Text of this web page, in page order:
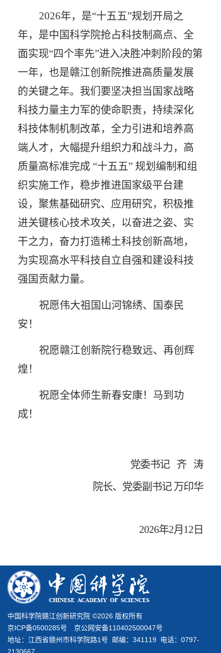
2026年，是“十五五”规划开局之
年，是中国科学院抢占科技制高点、全
面实现“四个率先”进入决胜冲刺阶段的第
一年，也是赣江创新院推进高质量发展
的关键之年。我们要坚决担当国家战略
科技力量主力军的使命职责，持续深化
科技体制机制改革，全力引进和培养高
端人才，大幅提升组织力和战斗力，高
质量高标准完成 “十五五” 规划编制和组
织实施工作，稳步推进国家级平台建
设，聚焦基础研究、应用研究，积极推
进关键核心技术攻关，以奋进之姿、实
干之力，奋力打造稀土科技创新高地，
为实现高水平科技自立自强和建设科技
强国贡献力量。
祝愿伟大祖国山河锦绣、国泰民
安！
祝愿赣江创新院行稳致远、再创辉
煌！
祝愿全体师生新春安康！马到功
成！
党委书记 齐
涛
院长、党委副书记 万印华
2026年2月 12 日
中国科学院赣江创新研究院 ©2026 版权所有
京ICP备0500285号 京公网安备110402500047号
地址：江西省赣州市科学院路1号 邮编：341119 电话：0797-